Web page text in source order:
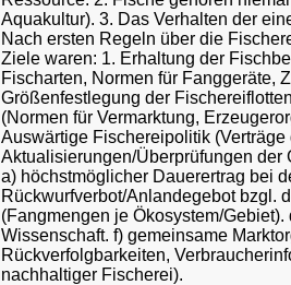
Aquakultur). 3. Das Verhalten der
Nach ersten Regeln über die
Ziele waren: 1. Erhaltung der
Fischarten, Normen für Fanggeräte,
Größenfestlegung der
(Normen für Vermarktung,
Auswärtige Fischereipolitik (Verträge
Aktualisierungen/Überprüfungen der
a) höchstmöglicher Dauerertrag bei
Rückwurfverbot/Anlandegebot bzgl.
(Fangmengen je Ökosystem/
Wissenschaft. f) gemeinsame
Rückverfolgbarkeiten,
nachhaltiger Fischerei).